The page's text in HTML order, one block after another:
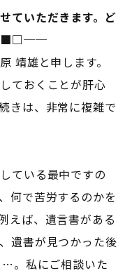
いただきます。ど
い■□──
靖雄と申します。
ておくことが肝心
きは、非常に複雑で
ている最中ですの
何で苦労するのかを
えば、遺言書がある
遺書が見つかった後
。私にご相談いた